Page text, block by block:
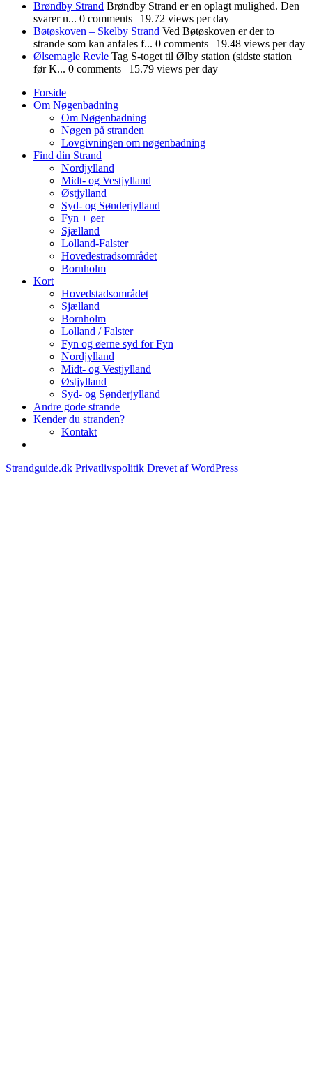
Brøndby Strand Brøndby Strand er en oplagt mulighed. Den
svarer n... 0 comments | 19.72 views per day
Bøtøskoven – Skelby Strand Ved Bøtøskoven er der to
strande som kan anfales f... 0 comments | 19.48 views per day
Ølsemagle Revle Tag S-toget til Ølby station (sidste station
før K... 0 comments | 15.79 views per day
Forside
Om Nøgenbadning
Om Nøgenbadning
Nøgen på stranden
Lovgivningen om nøgenbadning
Find din Strand
Nordjylland
Midt- og Vestjylland
Østjylland
Syd- og Sønderjylland
Fyn + øer
Sjælland
Lolland-Falster
Hovedestradsområdet
Bornholm
Kort
Hovedstadsområdet
Sjælland
Bornholm
Lolland / Falster
Fyn og øerne syd for Fyn
Nordjylland
Midt- og Vestjylland
Østjylland
Syd- og Sønderjylland
Andre gode strande
Kender du stranden?
Kontakt
Strandguide.dk Privatlivspolitik Drevet af WordPress